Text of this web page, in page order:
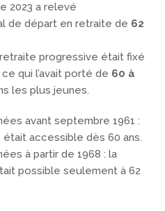
2023 a relevé
de départ en retraite de 62
retraite progressive était fixé
ce qui l’avait porté de 60 à
les plus jeunes.
avant septembre 1961 :
accessible dès 60 ans.
à partir de 1968 : la
possible seulement à 62